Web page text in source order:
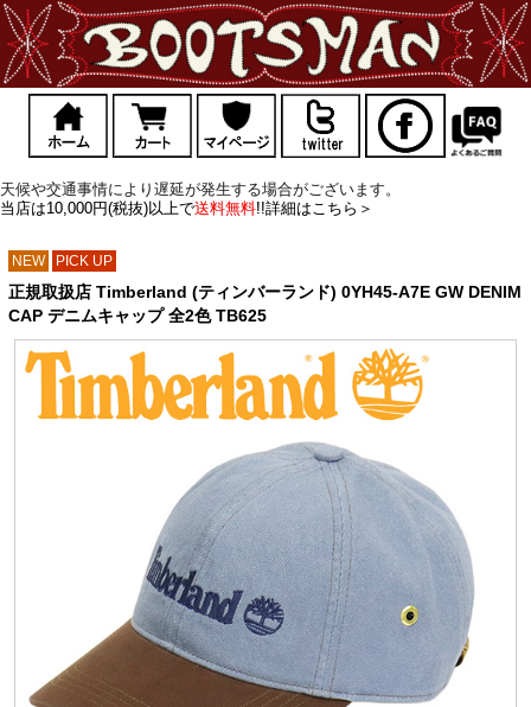
天候や交通事情により遅延が発生する場合がございます。
当店は10,000円(税抜)以上で送料無料!!詳細はこちら＞
NEW PICK UP
正規取扱店 Timberland (ティンバーランド) 0YH45-A7E GW DENIM
CAP デニムキャップ 全2色 TB625